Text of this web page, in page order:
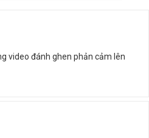
video đánh ghen phản cảm lên